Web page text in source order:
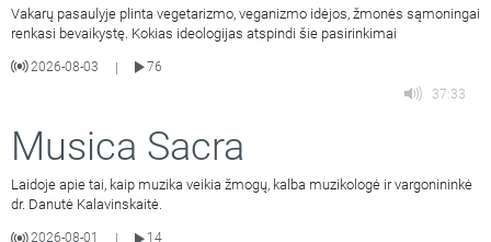
Vakarų pasaulyje plinta vegetarizmo, veganizmo idėjos, žmonės sąmoningai
renkasi bevaikystę. Kokias ideologijas atspindi šie pasirinkimai
2026-08-03 |
76
37:33
Musica Sacra
Laidoje apie tai, kaip muzika veikia žmogų, kalba muzikologė ir vargonininkė
dr. Danutė Kalavinskaitė.
2026-08-01 14